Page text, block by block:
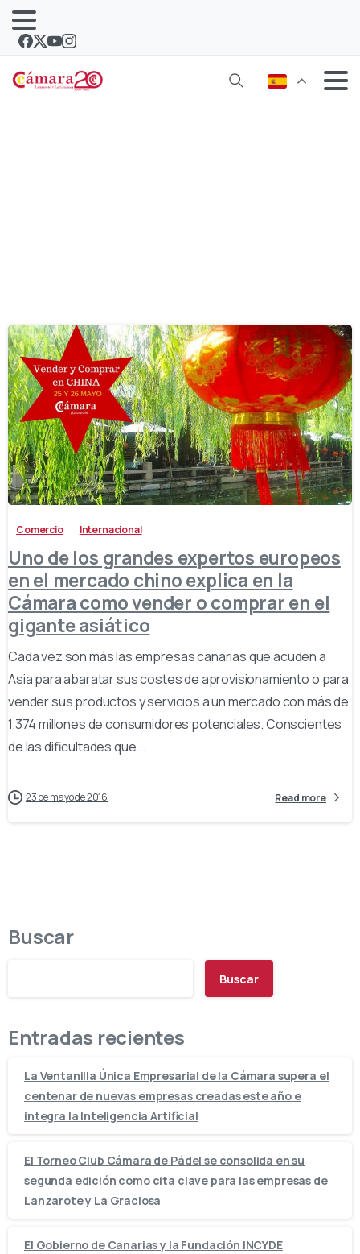
-
Comercio Internacional
Uno de los grandes expertos europeos
en el mercado chino explica en la
Cámara como vender o comprar en el
gigante asiático
Cada vez son más las empresas canarias que acuden a
Asia para abaratar sus costes de aprovisionamiento o para
vender sus productos y servicios a un mercado con más de
1.374 millones de consumidores potenciales. Conscientes
de las dificultades que...
23 de mayo de 2016 Read more
Buscar
Buscar
Entradas recientes
La Ventanilla Única Empresarial de la Cámara supera el
centenar de nuevas empresas creadas este año e
integra la Inteligencia Artificial
El Torneo Club Cámara de Pádel se consolida en su
segunda edición como cita clave para las empresas de
Lanzarote y La Graciosa
El Gobierno de Canarias y la Fundación INCYDE